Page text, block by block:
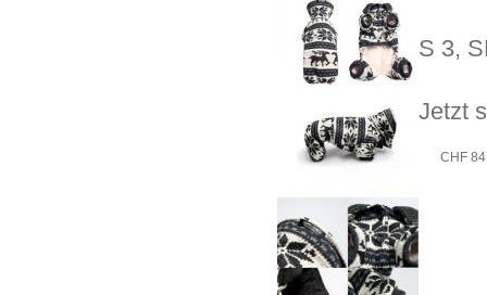
S 3,
Jetzt
CHF